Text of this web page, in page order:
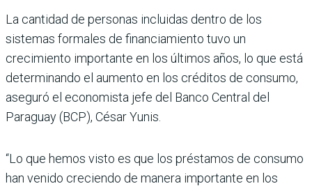
La cantidad de perso­nas incluidas dentro de los
sistemas forma­les de financiamiento tuvo un
crecimiento importante en los últimos años, lo que está
determinando el aumento en los créditos de consumo,
aseguró el economista jefe del Banco Central del
Paraguay (BCP), César Yunis.
“Lo que hemos visto es que los préstamos de consumo
han venido creciendo de manera importante en los